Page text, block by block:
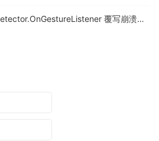
这个，打包的时候会在bulid目录产